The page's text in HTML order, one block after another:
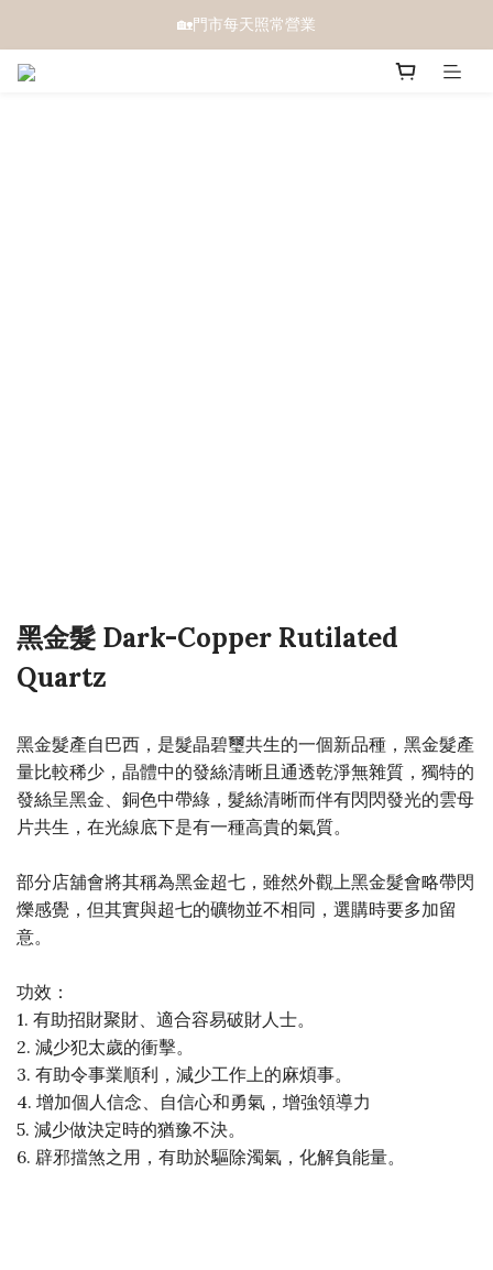
🏡門市每天照常營業
黑金髮 Dark-Copper Rutilated
Quartz
黑金髮產自巴西，是髮晶碧璽共生的一個新品種，黑金髮產
量比較稀少，晶體中的發絲清晰且通透乾淨無雜質，獨特的
發絲呈黑金、銅色中帶綠，髮絲清晰而伴有閃閃發光的雲母
片共生，在光線底下是有一種高貴的氣質。
部分店舖會將其稱為黑金超七，雖然外觀上黑金髮會略帶閃
爍感覺，但其實與超七的礦物並不相同，選購時要多加留
意。
功效：
1. 有助招財聚財、適合容易破財人士。
2. 減少犯太歲的衝擊。
3. 有助令事業順利，減少工作上的麻煩事。
4. 增加個人信念、自信心和勇氣，增強領導力
5. 減少做決定時的猶豫不決。
6. 辟邪擋煞之用，有助於驅除濁氣，化解負能量。